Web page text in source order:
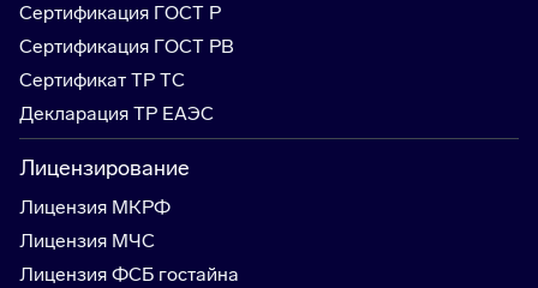
Сертификация ГОСТ Р
Сертификация ГОСТ РВ
Сертификат ТР ТС
Декларация ТР ЕАЭС
Лицензирование
Лицензия МКРФ
Лицензия МЧС
Лицензия ФСБ гостайна